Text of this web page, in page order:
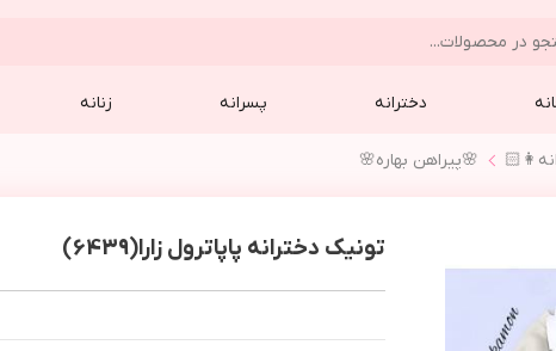
دخترانه پسرانه زنانه
🌸پيراهن بهاره🌸
تونیک دخترانه پاپاترول زارا(6439)